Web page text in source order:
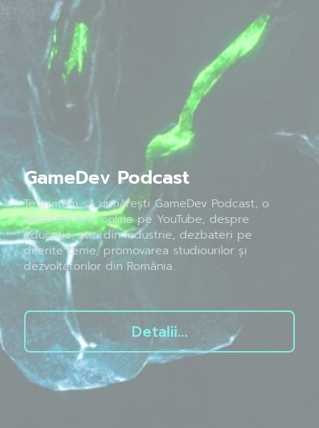
GameDev Podcast
Te invităm să urmărești GameDev Podcast, o
emisiune live, online pe YouTube, despre
educație, știri din industrie, dezbateri pe
diferite teme, promovarea studiourilor și
dezvoltatorilor din România.
Detalii...